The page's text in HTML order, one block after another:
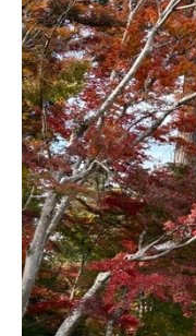
やまがた情熱市場